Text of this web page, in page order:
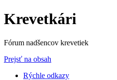
Krevetkári
Fórum nadšencov krevetiek
Prejsť na obsah
Rýchle odkazy